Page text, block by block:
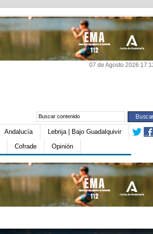
07 de Agosto 2026
Andalucía
Lebrija | Bajo Guadalquivir
Cofrade Opinión